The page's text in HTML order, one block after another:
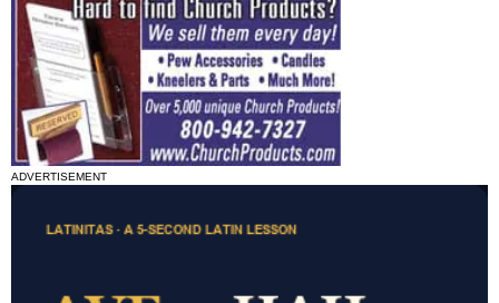
ADVERTISEMENT